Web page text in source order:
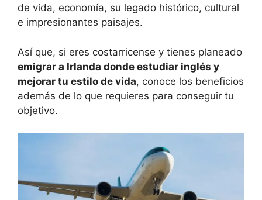
de vida, economía, su legado histórico, cultural
e impresionantes paisajes.
Así que, si eres costarricense y tienes planeado
emigrar a Irlanda donde estudiar inglés y
mejorar tu estilo de vida, conoce los beneficios
además de lo que requieres para conseguir tu
objetivo.